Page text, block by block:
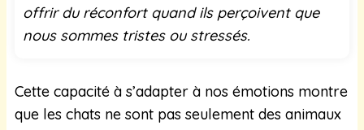
offrir du réconfort quand ils perçoivent que
nous sommes tristes ou stressés.
Cette capacité à s’adapter à nos émotions montre
que les chats ne sont pas seulement des animaux